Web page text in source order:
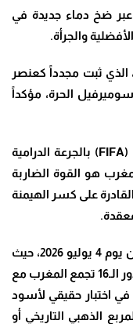
عبر ضخ دماء جديدة في
والجرأة.
الذي ثبت مجدداً كعنصر
الحرة، مؤكداً
(
FIFA) بالجرعة الدرامية
هو القوة الضاربة
القادرة على كسر الهيمنة
وتتجه أنظار العالم الآن إلى مدينة هيوستن يوم 4 يوليو 2026، حيث
ينتظر المحللون مواجهة نارية مرتقبة في دور الـ16 تجمع المغرب مع
اختبار حقيقي لأسود
الذهبي التاريخي أو